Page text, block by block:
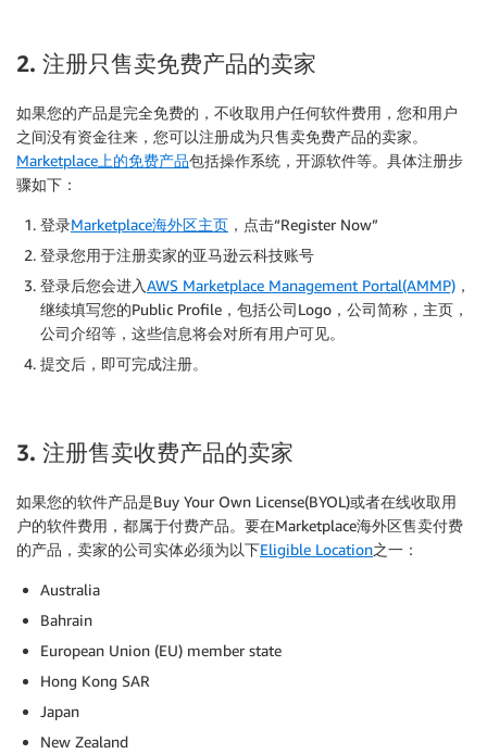
2. 注册只售卖免费产品的卖家
如果您的产品是完全免费的，不收取用户任何软件费用，您和用户
之间没有资金往来，您可以注册成为只售卖免费产品的卖家。
Marketplace上的免费产品包括操作系统，开源软件等。具体注册步
骤如下：
登录Marketplace海外区主页 ，点击“Register Now”
登录您用于注册卖家的亚马逊云科技账号
登录后您会进入AWS Marketplace Management Portal(AMMP) ，
继续填写您的Public Profile，包括公司Logo，公司简称，主页，
公司介绍等，这些信息将会对所有用户可见。
提交后，即可完成注册。
3. 注册售卖收费产品的卖家
如果您的软件产品是Buy Your Own License(BYOL)或者在线收取用
户的软件费用，都属于付费产品。要在Marketplace海外区售卖付费
的产品，卖家的公司实体必须为以下Eligible Location之一：
Australia
Bahrain
European Union (EU) member state
Hong Kong SAR
Japan
New Zealand